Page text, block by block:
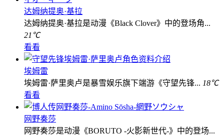
达姆纳提奥·基拉
达姆纳提奥·基拉是动漫《Black Clover》中的登场角...
21℃
看看
埃姆雷
埃姆雷·萨里奥卢是暴雪娱乐旗下端游《守望先锋... 18℃
看看
网野奏莎
网野奏莎是动漫《BORUTO -火影新世代-》中的登场...